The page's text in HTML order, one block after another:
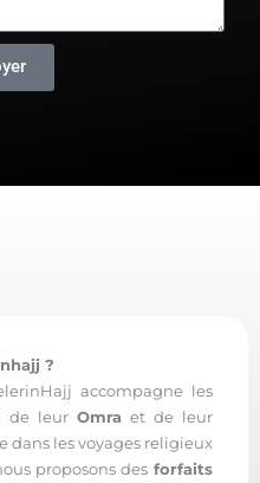
?
accompagne les
de leur Omra et de leur
dans les voyages religieux
proposons desforfaits